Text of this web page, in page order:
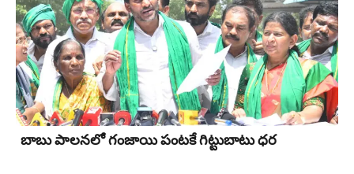
బాబు పాలనలో గంజాయి పంట‌కే గిట్టుబాటు ధర